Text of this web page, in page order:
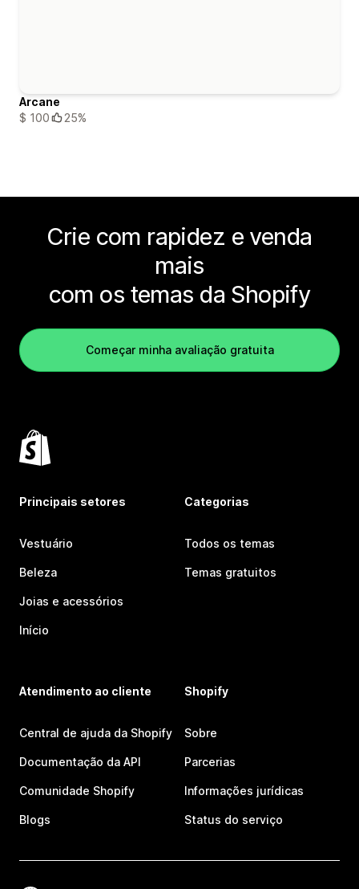
Arcane
$ 100
25%
Crie com rapidez e venda
mais
com os temas da Shopify
Começar minha avaliação gratuita
Principais setores
Vestuário
Beleza
Joias e acessórios
Início
Categorias
Todos os temas
Temas gratuitos
Atendimento ao cliente
Central de ajuda da Shopify
Documentação da API
Comunidade Shopify
Blogs
Shopify
Sobre
Parcerias
Informações jurídicas
Status do serviço